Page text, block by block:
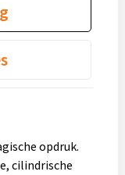
opdruk.
cilindrische